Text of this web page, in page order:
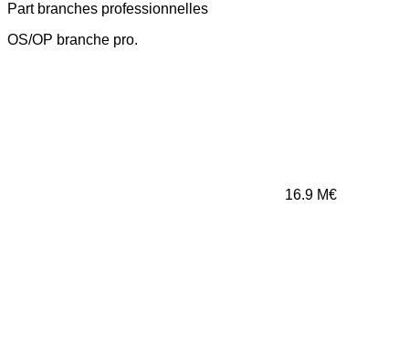
Part branches professionnelles
OS/OP branche pro.
16.9 M€